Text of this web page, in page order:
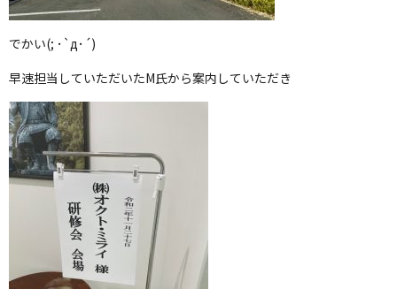
でかい(; ･`д･´)
早速担当していただいたM氏から案内していただき